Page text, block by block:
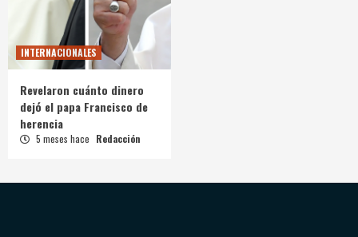
INTERNACIONALES
Revelaron cuánto dinero
dejó el papa Francisco de
herencia
5 meses hace Redacción